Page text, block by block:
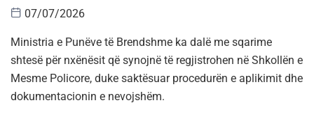
07/07/2026
Ministria e Punëve të Brendshme ka dalë me sqarime
shtesë për nxënësit që synojnë të regjistrohen në Shkollën e
Mesme Policore, duke saktësuar procedurën e aplikimit dhe
dokumentacionin e nevojshëm.